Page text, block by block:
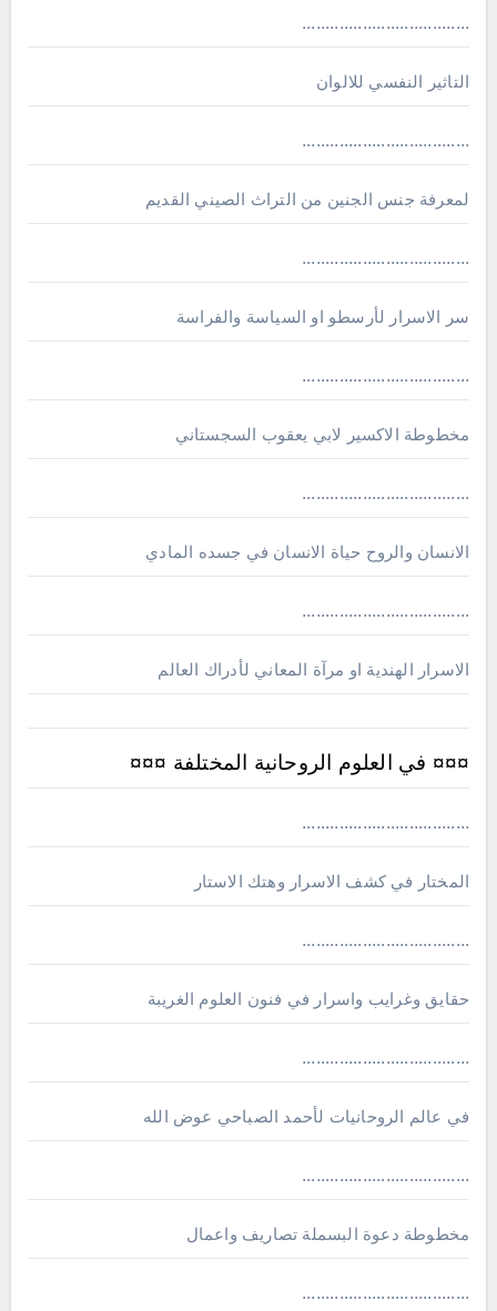
....................................
التاثير النفسي للالوان
....................................
لمعرفة جنس الجنين من التراث الصيني القديم
....................................
سر الاسرار لأرسطو او السياسة والفراسة
....................................
مخطوطة الاكسير لابي يعقوب السجستاني
....................................
الانسان والروح حياة الانسان في جسده المادي
....................................
الاسرار الهندية او مرآة المعاني لأدراك العالم
¤¤¤ في العلوم الروحانية المختلفة ¤¤¤
....................................
المختار في كشف الاسرار وهتك الاستار
....................................
حقايق وغرايب واسرار في فنون العلوم الغريبة
....................................
في عالم الروحانيات لأحمد الصباحي عوض الله
....................................
مخطوطة دعوة البسملة تصاريف واعمال
....................................